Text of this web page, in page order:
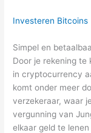
Investeren
Simpel en
Door je rekening te
in cryptocurrency
komt onder meer
verzekeraar, waar
vergunning van
elkaar geld te